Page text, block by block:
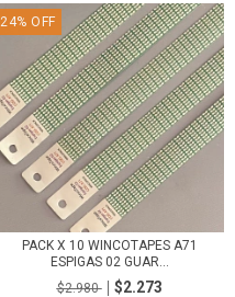
24% OFF
PACK X 10 WINCOTAPES A71
ESPIGAS 02 GUAR...
$2.980
$2.273